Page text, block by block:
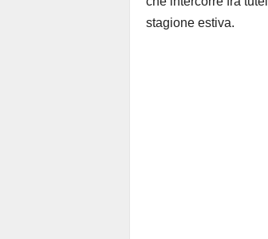
stagione estiva.